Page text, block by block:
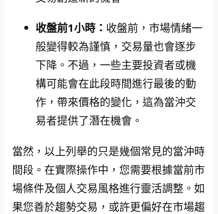
收盤前1小時： 收盤前，市場情緒一
般變得較為謹慎，交易量也會逐步
下降。不過，一些主要投資者或機
構可能會在此段時間進行最後的動
作，帶來價格的變化，這為當沖交
易者提供了潛在機會。
當然，以上列舉的只是幾個常見的當沖時
間段。在實際操作中，您需要根據當前市
場條件及個人交易風格進行靈活調整。如
果您善於趨勢交易，或許更偏好在市場趨